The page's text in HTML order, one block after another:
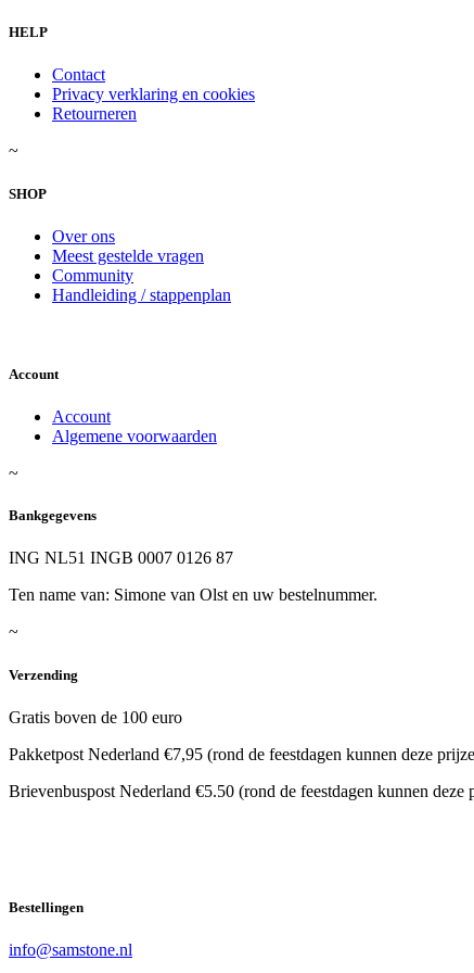
HELP
Contact
Privacy verklaring en cookies
Retourneren
~
SHOP
Over ons
Meest gestelde vragen
Community
Handleiding / stappenplan
Account
Account
Algemene voorwaarden
~
Bankgegevens
ING NL51 INGB 0007 0126 87
Ten name van: Simone van Olst en uw bestelnummer.
~
Verzending
Gratis boven de 100 euro
Pakketpost Nederland €7,95 (rond de feestdagen kunnen deze
Brievenbuspost Nederland €5.50 (rond de feestdagen kunnen
Bestellingen
info@samstone.nl